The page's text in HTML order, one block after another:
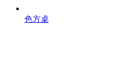
色方桌